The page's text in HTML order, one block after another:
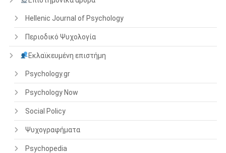
Hellenic Journal of Psychology
Περιοδικό Ψυχολογία
Εκλαϊκευμένη επιστήμη
Psychology.gr
Psychology Now
Social Policy
Ψυχογραφήματα
Psychopedia